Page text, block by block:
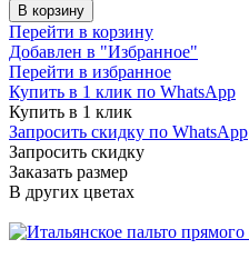
В корзину
Перейти в корзину
Добавлен в "Избранное"
Перейти в избранное
Купить в 1 клик по WhatsApp
Купить в 1 клик
Запросить скидку по WhatsApp
Запросить скидку
Заказать размер
В других цветах